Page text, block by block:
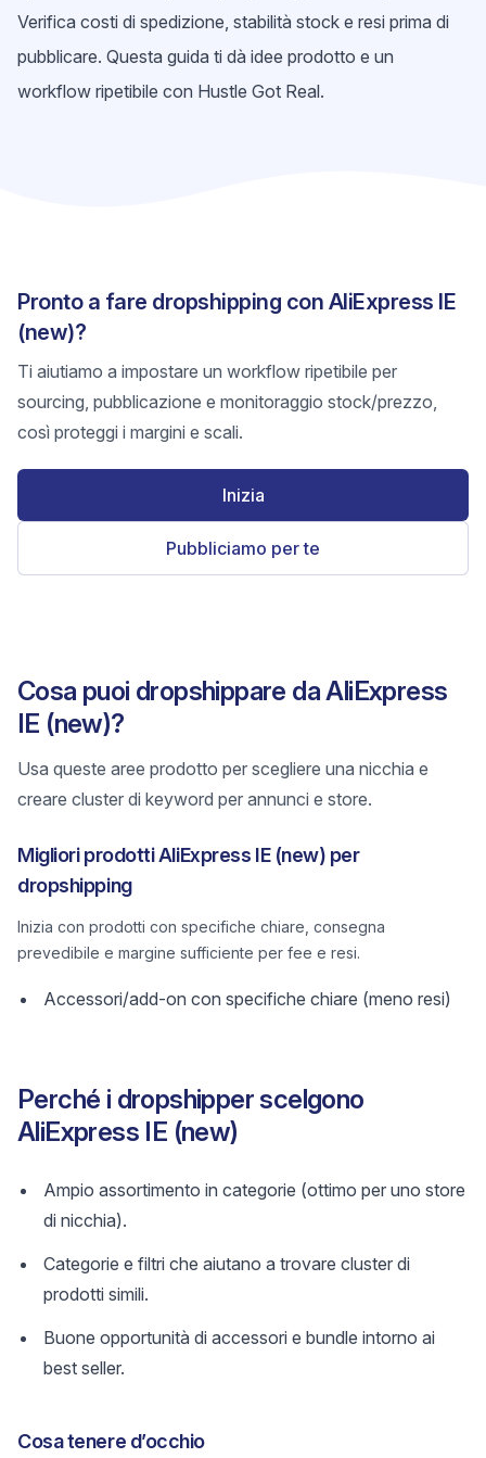
Verifica costi di spedizione, stabilità stock e resi prima di
pubblicare. Questa guida ti dà idee prodotto e un
workflow ripetibile con Hustle Got Real.
Pronto a fare dropshipping con AliExpress IE
(new)?
Ti aiutiamo a impostare un workflow ripetibile per
sourcing, pubblicazione e monitoraggio stock/prezzo,
così proteggi i margini e scali.
Inizia
Pubbliciamo per te
Cosa puoi dropshippare da AliExpress
IE (new)?
Usa queste aree prodotto per scegliere una nicchia e
creare cluster di keyword per annunci e store.
Migliori prodotti AliExpress IE (new) per
dropshipping
Inizia con prodotti con specifiche chiare, consegna
prevedibile e margine sufficiente per fee e resi.
Accessori/add-on con specifiche chiare (meno resi)
Perché i dropshipper scelgono
AliExpress IE (new)
Ampio assortimento in categorie (ottimo per uno store
di nicchia).
Categorie e filtri che aiutano a trovare cluster di
prodotti simili.
Buone opportunità di accessori e bundle intorno ai
best seller.
Cosa tenere d’occhio